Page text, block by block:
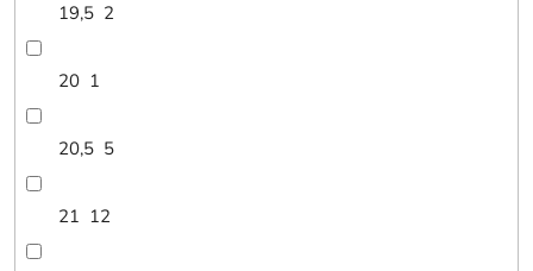
19,5 2
20 1
20,5 5
21 12